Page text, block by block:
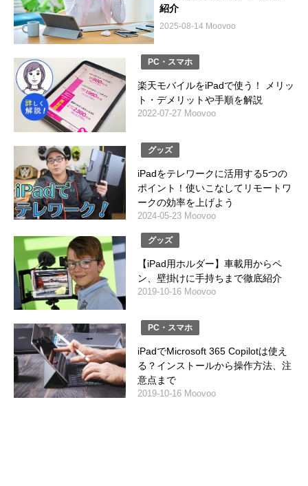
紹介
2025-08-14 Moovoo
PC・スマホ
楽天モバイルをiPadで使う！ メリッ
ト・デメリットや手順を解説
2022-07-27 Moovoo
グッズ
iPadをテレワークに活用する5つの
ポイント！使いこなしてリモートワ
ークの効率を上げよう
2024-05-23 Moovoo
グッズ
【iPad用ホルダー】車載用からペ
ン、壁掛けに手持ちまで徹底紹介
2019-10-16 Moovoo
PC・スマホ
iPadでMicrosoft 365 Copilotは使え
る？インストールから操作方法、注
意点まで
2019-10-16 Moovoo